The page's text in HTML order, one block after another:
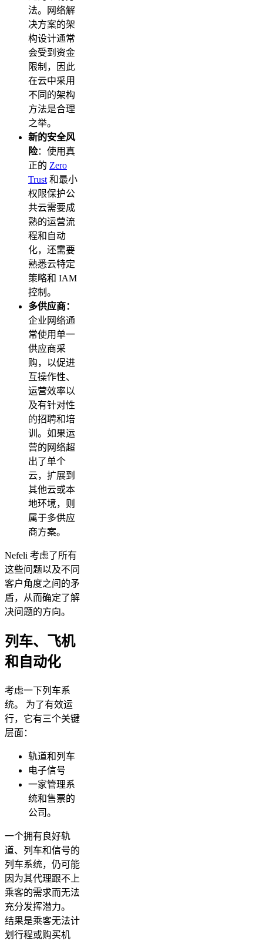
法。网络解
决方案的架
构设计通常
会受到资金
限制，因此
在云中采用
不同的架构
方法是合理
之举。
新的安全风
险：使用真
正的 Zero
Trust 和最小
权限保护公
共云需要成
熟的运营流
程和自动
化，还需要
熟悉云特定
策略和 IAM
控制。
多供应商：
企业网络通
常使用单一
供应商采
购，以促进
互操作性、
运营效率以
及有针对性
的招聘和培
训。如果运
营的网络超
出了单个
云，扩展到
其他云或本
地环境，则
属于多供应
商方案。
Nefeli 考虑了所有
这些问题以及不同
客户角度之间的矛
盾，从而确定了解
决问题的方向。
列车、飞机
和自动化
考虑一下列车系
统。 为了有效运
行，它有三个关键
层面：
轨道和列车
电子信号
一家管理系
统和售票的
公司。
一个拥有良好轨
道、列车和信号的
列车系统，仍可能
因为其代理跟不上
乘客的需求而无法
充分发挥潜力。
结果是乘客无法计
划行程或购买机